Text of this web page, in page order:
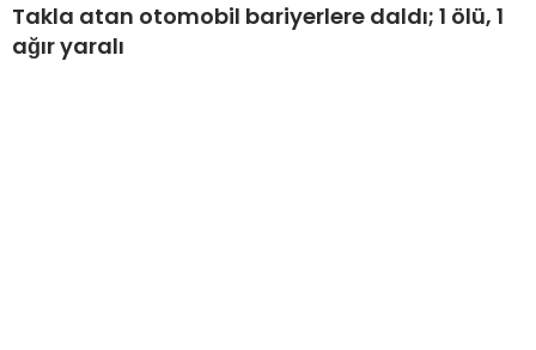
Takla atan otomobil bariyerlere daldı; 1 ölü, 1
ağır yaralı